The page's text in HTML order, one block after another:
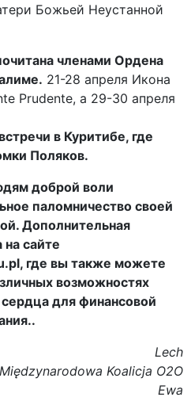
Божьей Неустанной
членами Ордена
21-28 апреля Икона
Prudente, а 29-30 апреля
в Куритибе, где
Поляков.
доброй воли
паломничество своей
Дополнительная
сайте
где вы также можете
возможностях
для финансовой
Lech
Koalicja O2O